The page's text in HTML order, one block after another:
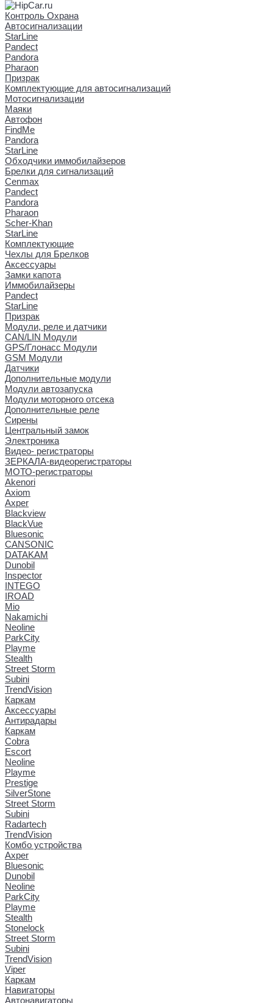
Контроль Охрана
Автосигнализации
StarLine
Pandect
Pandora
Pharaon
Призрак
Комплектующие для автосигнализаций
Мотосигнализации
Маяки
Автофон
FindMe
Pandora
StarLine
Обходчики иммобилайзеров
Брелки для сигнализаций
Cenmax
Pandect
Pandora
Pharaon
Scher-Khan
StarLine
Комплектующие
Чехлы для Брелков
Аксессуары
Замки капота
Иммобилайзеры
Pandect
StarLine
Призрак
Модули, реле и датчики
CAN/LIN Модули
GPS/Глонасс Модули
GSM Модули
Датчики
Дополнительные модули
Модули автозапуска
Модули моторного отсека
Дополнительные реле
Сирены
Центральный замок
Электроника
Видео- регистраторы
ЗЕРКАЛА-видеорегистраторы
МОТО-регистраторы
Akenori
Axiom
Axper
Blackview
BlackVue
Bluesonic
CANSONIC
DATAKAM
Dunobil
Inspector
INTEGO
IROAD
Mio
Nakamichi
Neoline
ParkCity
Playme
Stealth
Street Storm
Subini
TrendVision
Каркам
Аксессуары
Антирадары
Каркам
Cobra
Escort
Neoline
Playme
Prestige
SilverStone
Street Storm
Subini
Radartech
TrendVision
Комбо устройства
Axper
Bluesonic
Dunobil
Neoline
ParkCity
Playme
Stealth
Stonelock
Street Storm
Subini
TrendVision
Viper
Каркам
Навигаторы
Автонавигаторы